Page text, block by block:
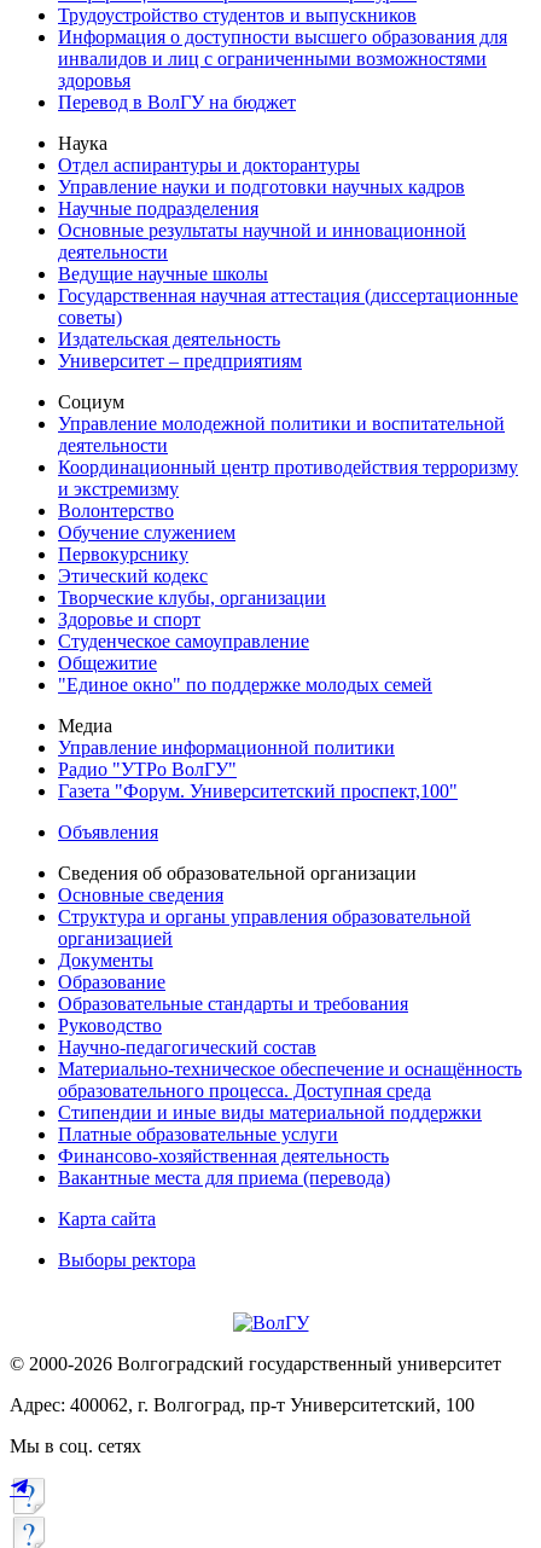
Трудоустройство студентов и выпускников
Информация о доступности высшего образования для
инвалидов и лиц с ограниченными возможностями
здоровья
Перевод в ВолГУ на бюджет
Наука
Отдел аспирантуры и докторантуры
Управление науки и подготовки научных кадров
Научные подразделения
Основные результаты научной и инновационной
деятельности
Ведущие научные школы
Государственная научная аттестация (диссертационные
советы)
Издательская деятельность
Университет – предприятиям
Социум
Управление молодежной политики и воспитательной
деятельности
Координационный центр противодействия терроризму
и экстремизму
Волонтерство
Обучение служением
Первокурснику
Этический кодекс
Творческие клубы, организации
Здоровье и спорт
Студенческое самоуправление
Общежитие
"Единое окно" по поддержке молодых семей
Медиа
Управление информационной политики
Радио "УТРо ВолГУ"
Газета "Форум. Университетский проспект,100"
Объявления
Сведения об образовательной организации
Основные сведения
Структура и органы управления образовательной
организацией
Документы
Образование
Образовательные стандарты и требования
Руководство
Научно-педагогический состав
Материально-техническое обеспечение и оснащённость
образовательного процесса. Доступная среда
Стипендии и иные виды материальной поддержки
Платные образовательные услуги
Финансово-хозяйственная деятельность
Вакантные места для приема (перевода)
Карта сайта
Выборы ректора
© 2000-2026 Волгоградский государственный университет
Адрес: 400062, г. Волгоград, пр-т Университетский, 100
Мы в соц. сетях